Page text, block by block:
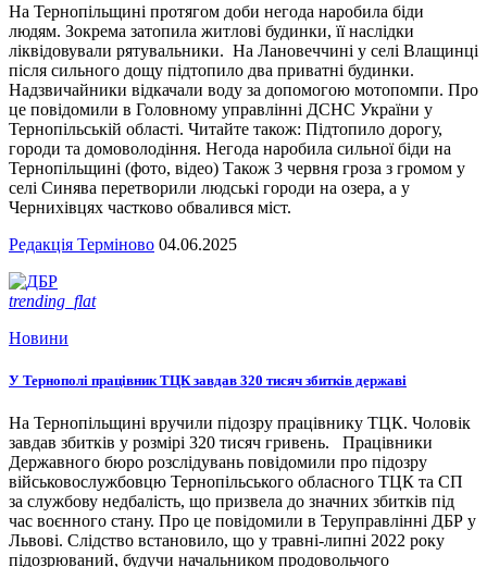
На Тернопільщині протягом доби негода наробила біди
людям. Зокрема затопила житлові будинки, її наслідки
ліквідовували рятувальники. На Лановеччині у селі Влащинці
після сильного дощу підтопило два приватні будинки.
Надзвичайники відкачали воду за допомогою мотопомпи. Про
це повідомили в Головному управлінні ДСНС України у
Тернопільській області. Читайте також: Підтопило дорогу,
городи та домоволодіння. Негода наробила сильної біди на
Тернопільщині (фото, відео) Також 3 червня гроза з громом у
селі Синява перетворили людські городи на озера, а у
Чернихівцях частково обвалився міст.
Редакція Терміново 04.06.2025
trending_flat
Новини
У Тернополі працівник ТЦК завдав 320 тисяч збитків державі
На Тернопільщині вручили підозру працівнику ТЦК. Чоловік
завдав збитків у розмірі 320 тисяч гривень. Працівники
Державного бюро розслідувань повідомили про підозру
військовослужбовцю Тернопільського обласного ТЦК та СП
за службову недбалість, що призвела до значних збитків під
час воєнного стану. Про це повідомили в Теруправлінні ДБР у
Львові. Слідство встановило, що у травні-липні 2022 року
підозрюваний, будучи начальником продовольчого